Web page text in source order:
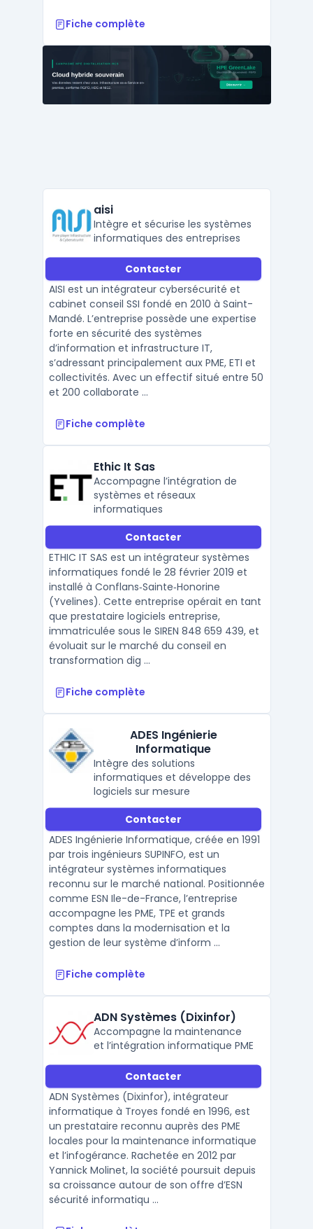
Fiche complète
aisi
Intègre et sécurise les systèmes
informatiques des entreprises
Contacter
AISI est un intégrateur cybersécurité et
cabinet conseil SSI fondé en 2010 à Saint-
Mandé. L’entreprise possède une expertise
forte en sécurité des systèmes
d’information et infrastructure IT,
s’adressant principalement aux PME, ETI et
collectivités. Avec un effectif situé entre 50
et 200 collaborate ...
Fiche complète
Ethic It Sas
Accompagne l’intégration de
systèmes et réseaux
informatiques
Contacter
ETHIC IT SAS est un intégrateur systèmes
informatiques fondé le 28 février 2019 et
installé à Conflans‑Sainte‑Honorine
(Yvelines). Cette entreprise opérait en tant
que prestataire logiciels entreprise,
immatriculée sous le SIREN 848 659 439, et
évoluait sur le marché du conseil en
transformation dig ...
Fiche complète
ADES Ingénierie
Informatique
Intègre des solutions
informatiques et développe des
logiciels sur mesure
Contacter
ADES Ingénierie Informatique, créée en 1991
par trois ingénieurs SUPINFO, est un
intégrateur systèmes informatiques
reconnu sur le marché national. Positionnée
comme ESN Ile-de-France, l’entreprise
accompagne les PME, TPE et grands
comptes dans la modernisation et la
gestion de leur système d’inform ...
Fiche complète
ADN Systèmes (Dixinfor)
Accompagne la maintenance
et l’intégration informatique PME
Contacter
ADN Systèmes (Dixinfor), intégrateur
informatique à Troyes fondé en 1996, est
un prestataire reconnu auprès des PME
locales pour la maintenance informatique
et l’infogérance. Rachetée en 2012 par
Yannick Molinet, la société poursuit depuis
sa croissance autour de son offre d’ESN
sécurité informatiqu ...